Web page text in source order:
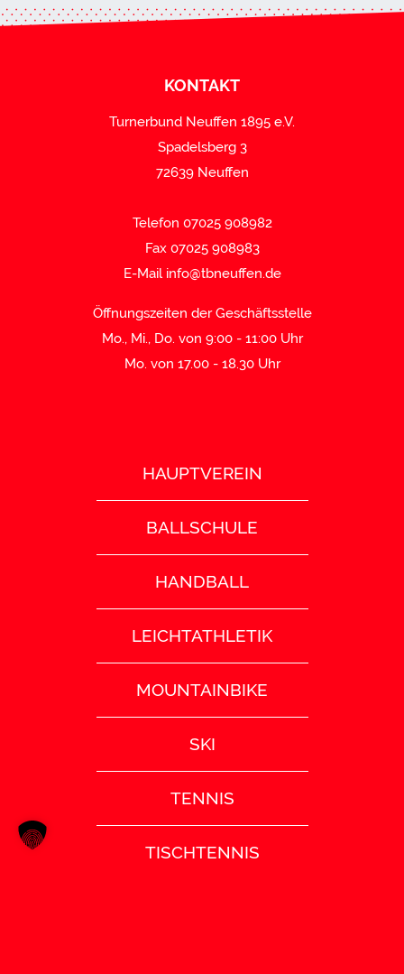
KONTAKT
Turnerbund Neuffen 1895 e.V.
Spadelsberg 3
72639 Neuffen
Telefon 07025 908982
Fax 07025 908983
E-Mail info@tbneuffen.de
Öffnungszeiten der Geschäftsstelle
Mo., Mi., Do. von 9:00 - 11:00 Uhr
Mo. von 17.00 - 18.30 Uhr
HAUPTVEREIN
BALLSCHULE
HANDBALL
LEICHTATHLETIK
MOUNTAINBIKE
SKI
TENNIS
TISCHTENNIS